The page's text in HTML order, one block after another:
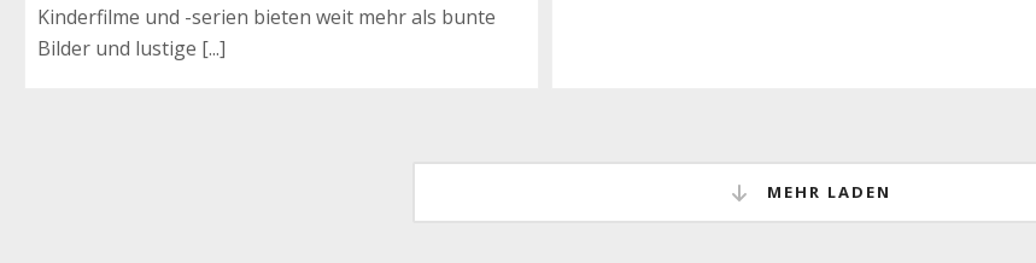
Kinderfilme und -serien bieten weit mehr als bunte
Bilder und lustige [...]
MEHR LADEN